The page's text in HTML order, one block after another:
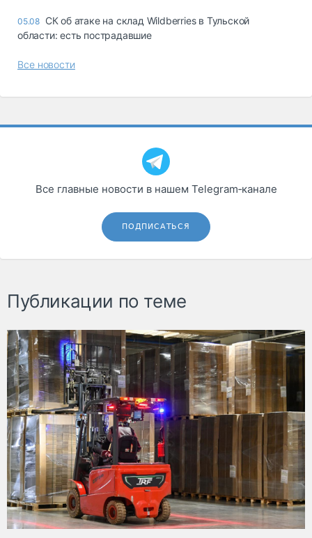
05.08 СК об атаке на склад Wildberries в Тульской
области: есть пострадавшие
Все новости
Все главные новости в нашем Telegram‑канале
ПОДПИСАТЬСЯ
Публикации по теме